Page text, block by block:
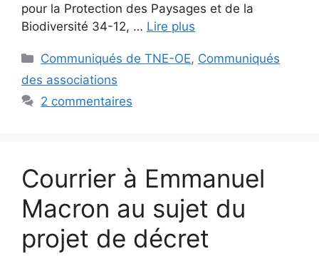
pour la Protection des Paysages et de la
Biodiversité 34-12, … Lire plus
Catégories
Communiqués de TNE-OE, Communiqués
des associations
2 commentaires
Courrier à Emmanuel
Macron au sujet du
projet de décret